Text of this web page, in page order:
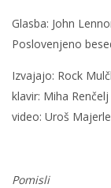
Glasba: John
Poslovenjeno
Izvajajo: Rock
klavir: Miha Renčelj
video: Uroš Majerle
Pomisli